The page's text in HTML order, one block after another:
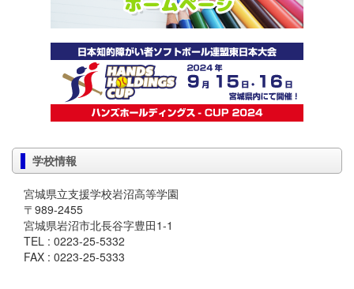
学校情報
宮城県立支援学校岩沼高等学園
〒989-2455
宮城県岩沼市北長谷字豊田1-1
TEL : 0223-25-5332
FAX : 0223-25-5333